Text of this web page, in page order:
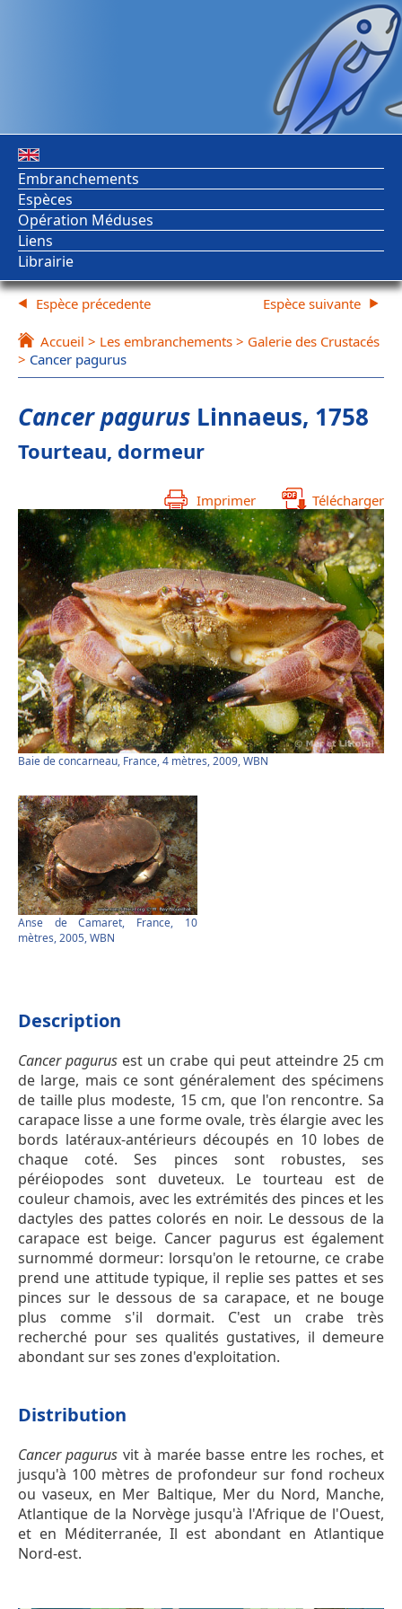
Embranchements
Espèces
Opération Méduses
Liens
Librairie
Espèce précedente
Accueil > Les embranchements > Galerie des Crustacés
> Cancer pagurus
Espèce suivante
Cancer pagurus Linnaeus, 1758
Tourteau, dormeur
Imprimer Télécharger
Baie de concarneau, France, 4 mètres, 2009, WBN
Anse de Camaret, France, 10
mètres, 2005, WBN
Description
Cancer pagurus est un crabe qui peut atteindre 25 cm
de large, mais ce sont généralement des spécimens
de taille plus modeste, 15 cm, que l'on rencontre. Sa
carapace lisse a une forme ovale, très élargie avec les
bords latéraux-antérieurs découpés en 10 lobes de
chaque coté. Ses pinces sont robustes, ses
péréiopodes sont duveteux. Le tourteau est de
couleur chamois, avec les extrémités des pinces et les
dactyles des pattes colorés en noir. Le dessous de la
carapace est beige. Cancer pagurus est également
surnommé dormeur: lorsqu'on le retourne, ce crabe
prend une attitude typique, il replie ses pattes et ses
pinces sur le dessous de sa carapace, et ne bouge
plus comme s'il dormait. C'est un crabe très
recherché pour ses qualités gustatives, il demeure
abondant sur ses zones d'exploitation.
Distribution
Cancer pagurus vit à marée basse entre les roches, et
jusqu'à 100 mètres de profondeur sur fond rocheux
ou vaseux, en Mer Baltique, Mer du Nord, Manche,
Atlantique de la Norvège jusqu'à l'Afrique de l'Ouest,
et en Méditerranée, Il est abondant en Atlantique
Nord-est.